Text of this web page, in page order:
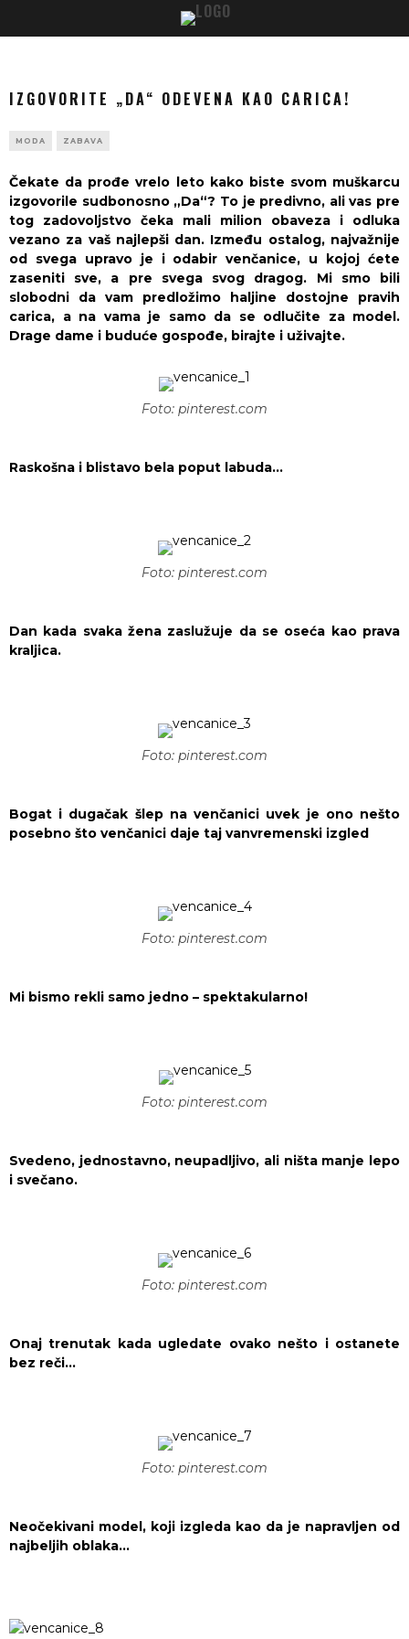
IZGOVORITE „DA“ ODEVENA KAO CARICA!
MODA ZABAVA
Čekate da prođe vrelo leto kako biste svom muškarcu
izgovorile sudbonosno „Da“? To je predivno, ali vas pre
tog zadovoljstvo čeka mali milion obaveza i odluka
vezano za vaš najlepši dan. Između ostalog, najvažnije
od svega upravo je i odabir venčanice, u kojoj ćete
zaseniti sve, a pre svega svog dragog. Mi smo bili
slobodni da vam predložimo haljine dostojne pravih
carica, a na vama je samo da se odlučite za model.
Drage dame i buduće gospođe, birajte i uživajte.
Foto: pinterest.com
Raskošna i blistavo bela poput labuda…
Foto: pinterest.com
Dan kada svaka žena zaslužuje da se oseća kao prava
kraljica.
Foto: pinterest.com
Bogat i dugačak šlep na venčanici uvek je ono nešto
posebno što venčanici daje taj vanvremenski izgled
Foto: pinterest.com
Mi bismo rekli samo jedno – spektakularno!
Foto: pinterest.com
Svedeno, jednostavno, neupadljivo, ali ništa manje lepo
i svečano.
Foto: pinterest.com
Onaj trenutak kada ugledate ovako nešto i ostanete
bez reči…
Foto: pinterest.com
Neočekivani model, koji izgleda kao da je napravljen od
najbeljih oblaka…